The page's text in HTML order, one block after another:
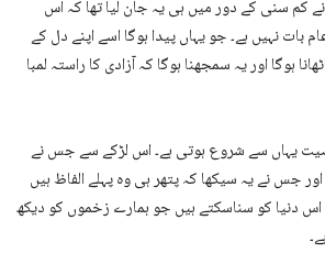
کم سنی کے دور میں ہی یہ جان لیا تھا کہ اس
بات نہیں ہے۔ جو یہاں پیدا ہوگا اسے اپنے دل کے
ہوگا اور یہ سمجھنا ہوگا کہ آزادی کا راستہ لمبا
یہاں سے شروع ہوتی ہے۔ اس لڑکے سے جس نے
جس نے یہ سیکھا کہ پتھر ہی وہ پہلے الفاظ ہیں
دنیا کو سناسکتے ہیں جو ہمارے زخموں کو دیکھ